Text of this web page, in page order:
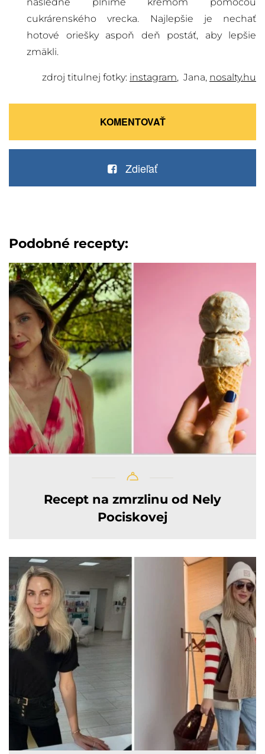
cukrárenského vrecka. Najlepšie je nechať
hotové oriešky aspoň deň postáť, aby lepšie
zmäkli.
zdroj titulnej fotky: instagram, Jana, nosalty.hu
KOMENTOVAŤ
Zdieľať
Podobné recepty:
Recept na zmrzlinu od Nely
Pociskovej